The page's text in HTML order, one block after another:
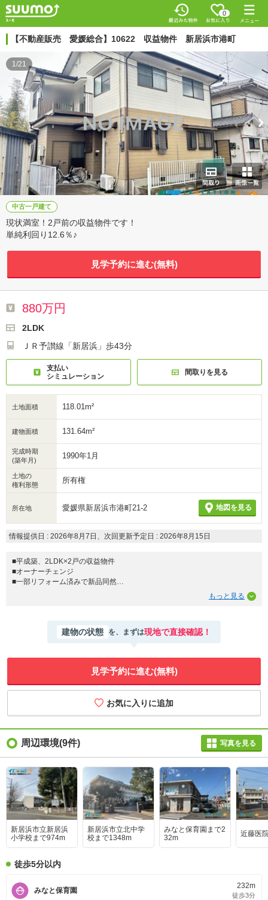
0
【不動産販売 愛媛総合】10622 収益物件 新居浜市港町
1/21
中古一戸建て
現状満室！2戸前の収益物件です！
単純利回り12.6％♪
見学予約に進む(無料)
880万円
2LDK
ＪＲ予讃線「新居浜」歩43分
支払い
シミュレーション
間取りを見る
土地面積 118.01m²
建物面積 131.64m²
完成時期
(築年月)
1990年1月
土地の
権利形態
所有権
所在地 愛媛県新居浜市港町21-2 地図を見る
情報提供日 : 2026年8月7日、次回更新予定日 : 2026年8月15日
■平成築、2LDK×2戸の収益物件
■オーナーチェンジ
■一部リフォーム済みで新品同然
□近藤医院まで徒歩約6分
□産直市場 銅夢キッチンまで徒歩約9分
□協立病院まで車で約2分
□フジグラン新居浜まで車で約2分
建物の状態 を、まずは現地で直接確認！
見学予約に進む(無料)
周辺環境(9件) 写真を見る
新居浜市立新居浜
小学校まで974m
新居浜市立北中学
校まで1348m
みなと保育園まで2
32m
近藤医
徒歩5分以内
みなと保育園
232m
徒歩3分